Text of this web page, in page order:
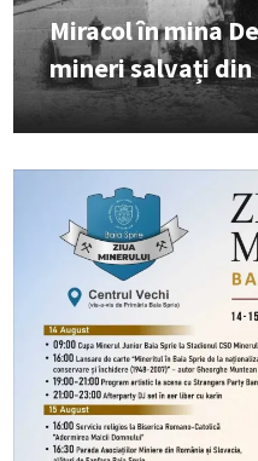
Miracol în mina
mineri salvați din